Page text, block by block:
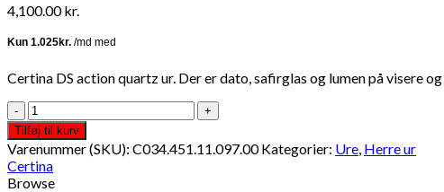
4,100.00kr.
Certina DS action quartz ur. Der er dato, safirglas og lumen på visere
Certina
DS
Podium
C034.451.11.097.00
antal
Tilføj til kurv
Varenummer (SKU): C034.451.11.097.00 Kategorier: Ure, Herre ur
Certina
Browse